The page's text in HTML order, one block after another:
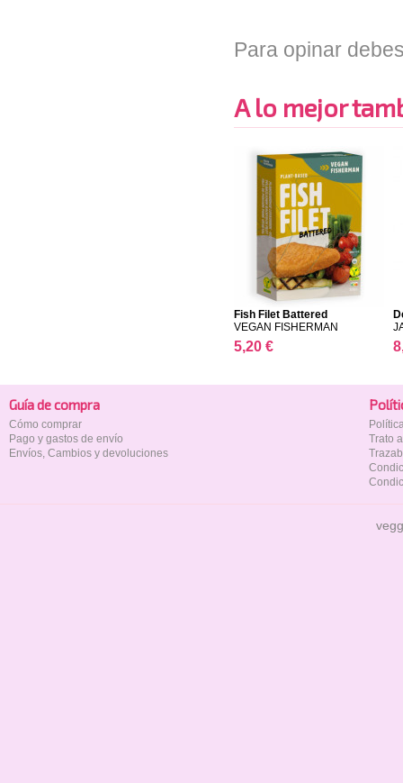
Para opinar
A lo mejor
Fish Filet Battered
VEGAN FISHERMAN
5,20 €
Guía de compra
Cómo comprar
Pago y gastos de envío
Envíos, Cambios y devoluciones
Trato